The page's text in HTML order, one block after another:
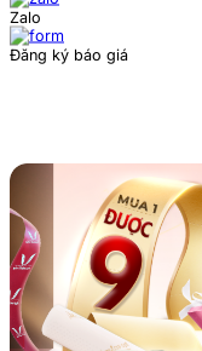
Zalo
Đăng ký báo giá